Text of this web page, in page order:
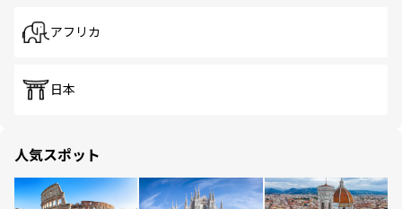
アフリカ
日本
人気スポット